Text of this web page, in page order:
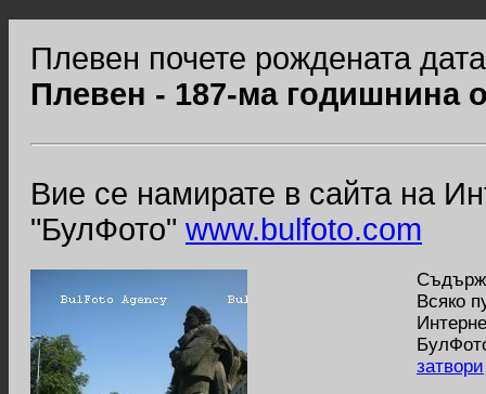
Плевен почете рождената
Плевен - 187-ма годишнина
Вие се намирате в сайта на
"БулФото" www.bulfoto.com
Всяко
затвори